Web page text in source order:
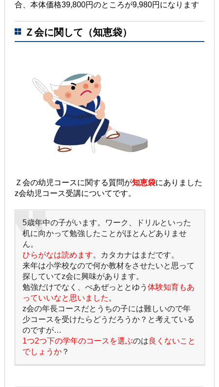
合、本体価格39,800円のところが9,980円になります
Ｚ会に関して（知恵袋）
Ｚ会の幼児コースに関する質問が知恵袋にありました
z会幼児コース受講についてです。
5歳年中の子がいます。ワーク、ドリルといった
机に向かって勉強したことがほとんどありませ
ん。
ひらがなは読めます。カタカナはまだです。
来年は小学校なので何か教材をさせたいと思って
探していてz会に興味があります。
勉強だけでなく、ぺあぜっととゆう 体験知育もあ
っていいなと思いました。
z会の年長コースだとうちの子には難しいので年
少コースを受けたらどうだろうか？と考えている
のですが…
1つ2つ下の学年のコースを選ぶのは 良くないこと
でしょうか？